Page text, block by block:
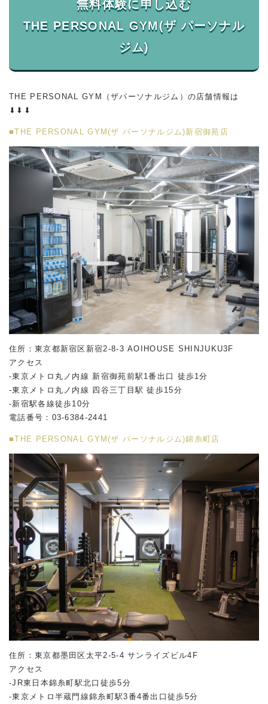
無料体験に申し込む
THE PERSONAL GYM(ザ パーソナル
THE PERSONAL GYM（ザパーソナルジム）の店舗情報は
⬇︎⬇︎⬇︎
■THE PERSONAL GYM(ザ パーソナルジム)新宿御苑店
住所：東京都新宿区新宿2-8-3 AOIHOUSE SHINJUKU3F
アクセス
-東京メトロ丸ノ内線 新宿御苑前駅1番出口 徒歩1分
-東京メトロ丸ノ内線 四谷三丁目駅 徒歩15分
-新宿駅各線徒歩10分
電話番号：03-6384-2441
■THE PERSONAL GYM(ザ パーソナルジム)錦糸町店
住所：東京都墨田区太平2-5-4 サンライズビル4F
アクセス
-JR東日本錦糸町駅北口徒歩5分
-東京メトロ半蔵門線錦糸町駅3番4番出口徒歩5分